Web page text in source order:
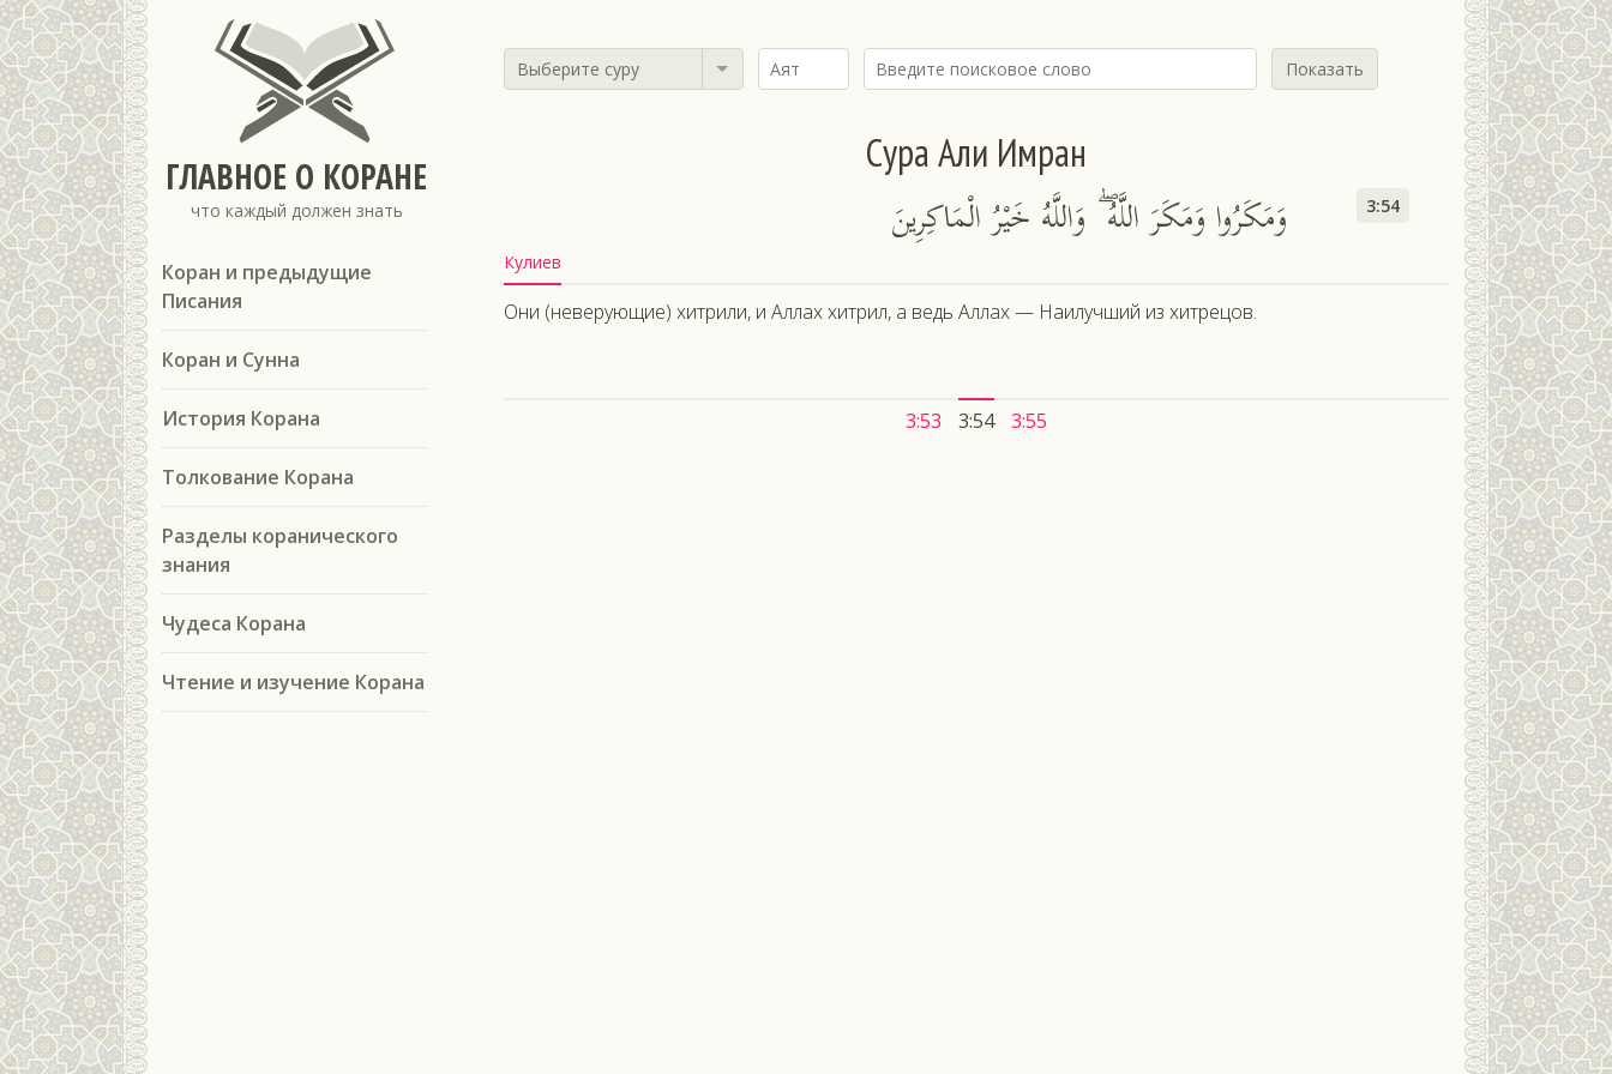
ГЛАВНОЕ О КОРАНЕ
что каждый должен знать
Коран и предыдущие
Писания
Коран и Сунна
История Корана
Толкование Корана
Разделы коранического
знания
Чудеса Корана
Чтение и изучение Корана
Выберите суру Показать
Сура Али Имран
وَمَكَرُوا وَمَكَرَ اللَّهُ ۖ وَاللَّهُ خَيْرُ الْمَاكِرِينَ 3:54
Кулиев
Они (неверующие) хитрили, и Аллах хитрил, а ведь Аллах — Наилучший из хитрецов.
3:53 3:54 3:55